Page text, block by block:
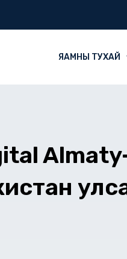
ЯАМНЫ ТУХАЙ